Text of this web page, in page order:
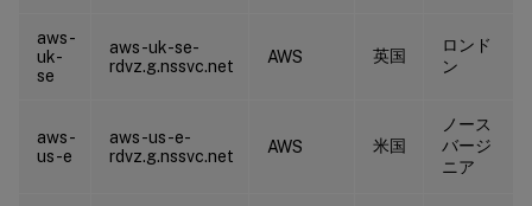
aws-
uk-
se
aws-uk-se-
rdvz.g.nssvc.net
AWS 英国
ロンド
ン
aws-
us-e
aws-us-e-
rdvz.g.nssvc.net
AWS 米国
ノース
バージ
ニア